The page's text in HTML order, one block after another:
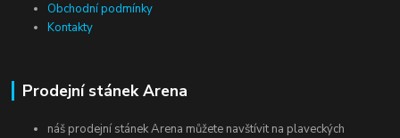
Obchodní podmínky
Kontakty
Prodejní stánek Arena
náš prodejní stánek Arena můžete navštívit na plaveckých